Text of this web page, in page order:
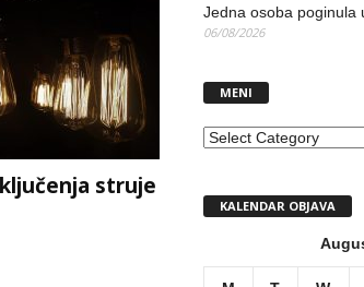
struje
Jedna osoba poginula
06/08/2026
MENI
MENI
KALENDAR OBJAVA